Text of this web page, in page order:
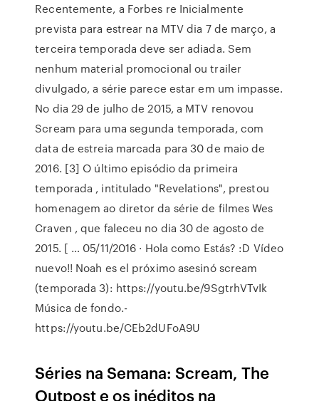
Recentemente, a Forbes re Inicialmente
prevista para estrear na MTV dia 7 de março, a
terceira temporada deve ser adiada. Sem
nenhum material promocional ou trailer
divulgado, a série parece estar em um impasse.
No dia 29 de julho de 2015, a MTV renovou
Scream para uma segunda temporada, com
data de estreia marcada para 30 de maio de
2016. [3] O último episódio da primeira
temporada , intitulado "Revelations", prestou
homenagem ao diretor da série de filmes Wes
Craven , que faleceu no dia 30 de agosto de
2015. [ … 05/11/2016 · Hola como Estás? :D Vídeo
nuevo!! Noah es el próximo asesinó scream
(temporada 3): https://youtu.be/9SgtrhVTvIk
Música de fondo.-
https://youtu.be/CEb2dUFoA9U
Séries na Semana: Scream, The
Outpost e os inéditos na